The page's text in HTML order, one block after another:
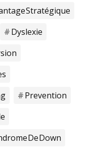
Stratégique
Dyslexie
Prevention
De Down